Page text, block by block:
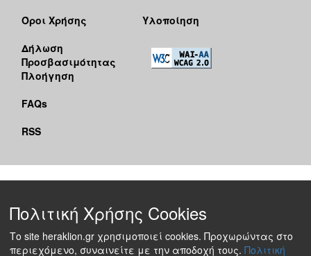
Όροι Χρήσης
Δήλωση
Προσβασιμότητας
Πλοήγηση
FAQs
RSS
Υλοποίηση
Πολιτική Χρήσης Cookies
Το site heraklion.gr χρησιμοποιεί cookies. Προχωρώντας στο
περιεχόμενο, συναινείτε με την αποδοχή τους. Πολιτική